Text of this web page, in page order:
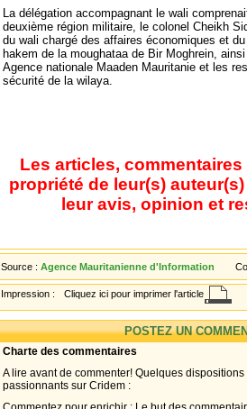
La délégation accompagnant le wali
deuxième région militaire, le colonel Cheikh
du wali chargé des affaires économiques et
hakem de la moughataa de Bir Moghrein,
Agence nationale Maaden Mauritanie et les
sécurité de la wilaya.
Les articles,
propriété de leur(s)
leur avis, opinion et
Source : Agence Mauritanienne d'Information
Impression : Cliquez ici pour imprimer l'article
POSTEZ UN
Charte des commentaires
A lire avant de commenter! Quelques
passionnants sur Cridem :